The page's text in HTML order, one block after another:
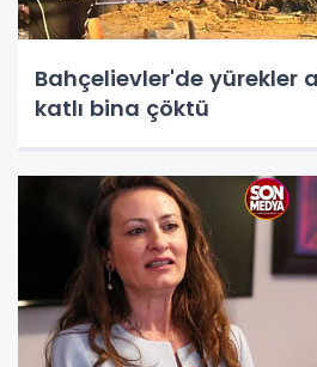
Bahçelievler'de yürekler
katlı bina çöktü